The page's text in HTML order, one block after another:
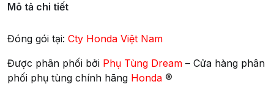
Mô tả chi tiết
Đóng gói tại: Cty Honda Việt Nam
Được phân phối bởi Phụ Tùng Dream – Cửa hàng phân
phối phụ tùng chính hãng Honda ®